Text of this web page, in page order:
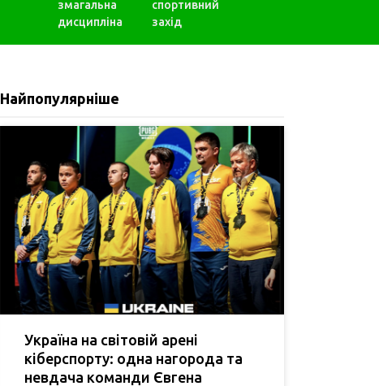
змагальна
дисципліна
спортивний
захід
Найпопулярніше
Україна на світовій арені
кіберспорту: одна нагорода та
невдача команди Євгена